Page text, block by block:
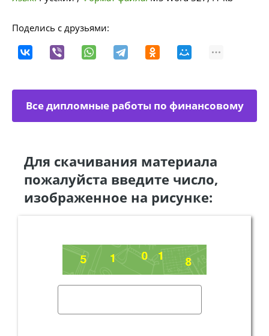
Поделись с друзьями:
Все дипломные работы по финансовому
Для скачивания материала
пожалуйста введите число,
изображенное на рисунке: